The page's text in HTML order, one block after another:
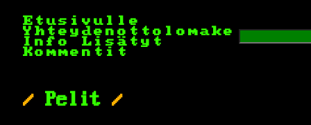
Etusivulle
Yhteydenottolomake
Info
Lisätyt
Kommentit
/ Pelit /